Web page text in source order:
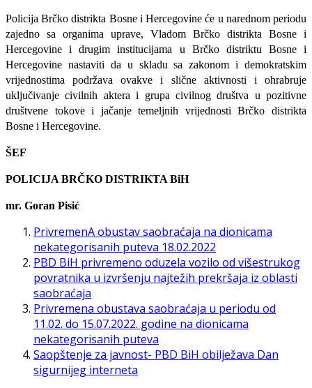
Policija Brčko distrikta Bosne i Hercegovine će u narednom periodu
zajedno sa organima uprave, Vladom Brčko distrikta Bosne i
Hercegovine i drugim institucijama u Brčko distriktu Bosne i
Hercegovine nastaviti da u skladu sa zakonom i demokratskim
vrijednostima podržava ovakve i slične aktivnosti i ohrabruje
uključivanje civilnih aktera i grupa civilnog društva u pozitivne
društvene tokove i jačanje temeljnih vrijednosti Brčko distrikta
Bosne i Hercegovine.
ŠEF
POLICIJA BRČKO DISTRIKTA BiH
mr. Goran Pisić
PrivremenA obustav saobraćaja na dionicama
nekategorisanih puteva 18.02.2022
PBD BiH privremeno oduzela vozilo od višestrukog
povratnika u izvršenju najtežih prekršaja iz oblasti
saobraćaja
Privremena obustava saobraćaja u periodu od
11.02. do 15.07.2022. godine na dionicama
nekategorisanih puteva
Saopštenje za javnost- PBD BiH obilježava Dan
sigurnijeg interneta